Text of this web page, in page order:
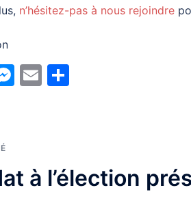
n’hésitez-pas à nous rejoindre
Messenger
Email
à l’élection